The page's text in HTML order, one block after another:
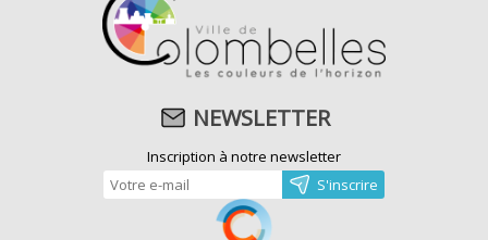
NEWSLETTER
Inscription à notre newsletter